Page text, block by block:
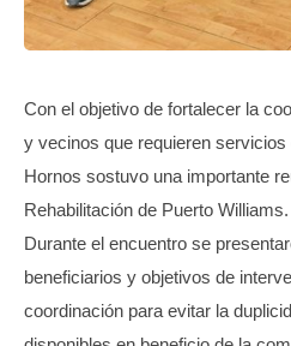
Con el objetivo de fortalecer la
y vecinos que requieren
Hornos sostuvo una importante
Rehabilitación de Puerto Williams.
Durante el encuentro se
beneficiarios y objetivos de
coordinación para evitar la